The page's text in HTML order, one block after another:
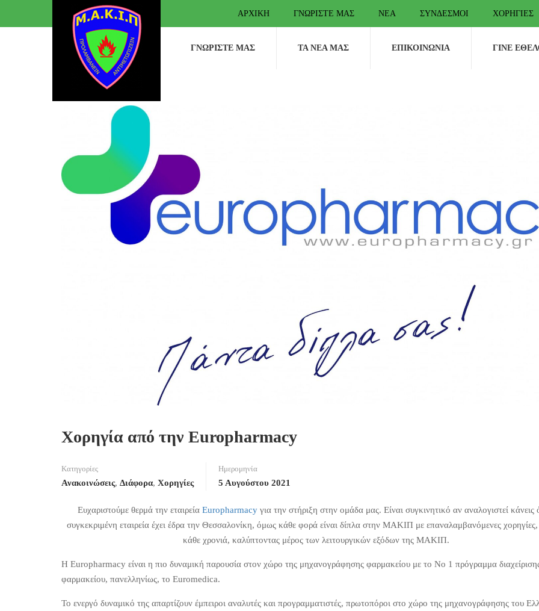
ΑΡΧΙΚΉ ΓΝΩΡΊΣΤΕ ΜΑΣ ΝΈΑ ΣΎΝΔΕΣΜΟΙ ΧΟΡΗΓΊΕΣ
ΓΝΩΡΊΣΤΕ ΜΑΣ ΤΑ ΝΈΑ ΜΑΣ ΕΠΙΚΟΙΝΩΝΊΑ ΓΊΝΕ
Χορηγία από την Europharmacy
Κατηγορίες
Ανακοινώσεις, Διάφορα, Χορηγίες
Ημερομηνία
5 Αυγούστου 2021
Ευχαριστούμε θερμά την εταιρείαEuropharmacy για την στήριξη στην ομάδα μας. Είναι συγκινητικό αν αναλογιστεί κάνεις
συγκεκριμένη εταιρεία έχει έδρα την Θεσσαλονίκη, όμως κάθε φορά είναι δίπλα στην ΜΑΚΙΠ με επαναλαμβανόμενες
κάθε χρονιά, καλύπτοντας μέρος των λειτουργικών εξόδων της ΜΑΚΙΠ.
Η Europharmacy είναι η πιο δυναμική παρουσία στον χώρο της μηχανογράφησης φαρμακείου με το No 1 πρόγραμμα
φαρμακείου, πανελληνίως, το Euromedica.
Το ενεργό δυναμικό της απαρτίζουν έμπειροι αναλυτές και προγραμματιστές, πρωτοπόροι στο χώρο της μηχανογράφησης του